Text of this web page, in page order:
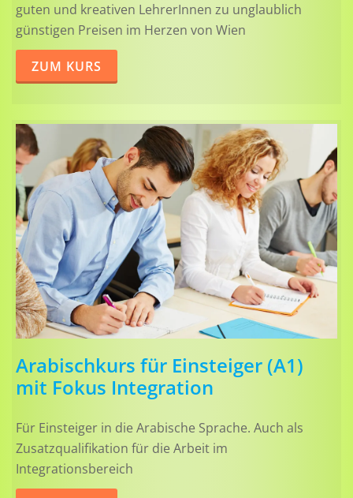
guten und kreativen LehrerInnen zu unglaublich
günstigen Preisen im Herzen von Wien
ZUM KURS
Arabischkurs für Einsteiger (A1)
mit Fokus Integration
Für Einsteiger in die Arabische Sprache. Auch als
Zusatzqualifikation für die Arbeit im
Integrationsbereich